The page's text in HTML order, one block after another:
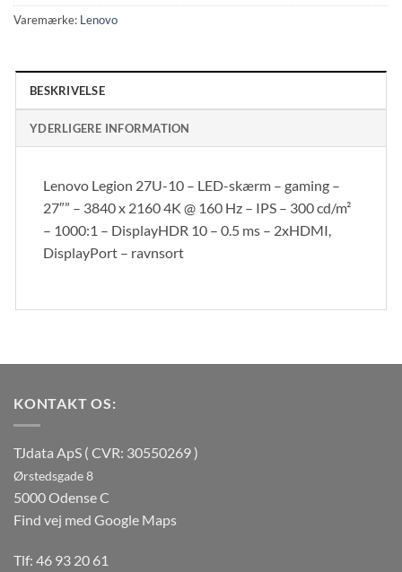
Varemærke: Lenovo
BESKRIVELSE
YDERLIGERE INFORMATION
Lenovo Legion 27U-10 – LED-skærm – gaming –
27″” – 3840 x 2160 4K @ 160 Hz – IPS – 300 cd/m²
– 1000:1 – DisplayHDR 10 – 0.5 ms – 2xHDMI,
DisplayPort – ravnsort
KONTAKT OS:
TJdata ApS ( CVR: 30550269 )
Ørstedsgade 8
5000 Odense C
Find vej med Google Maps
Tlf: 46 93 20 61